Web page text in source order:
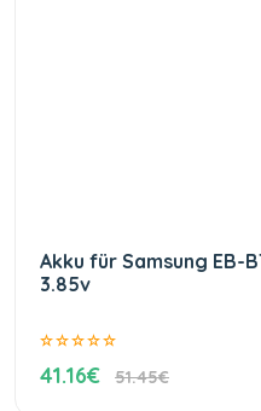
Akku für Samsung EB-
3.85v
41.16€ 51.45€